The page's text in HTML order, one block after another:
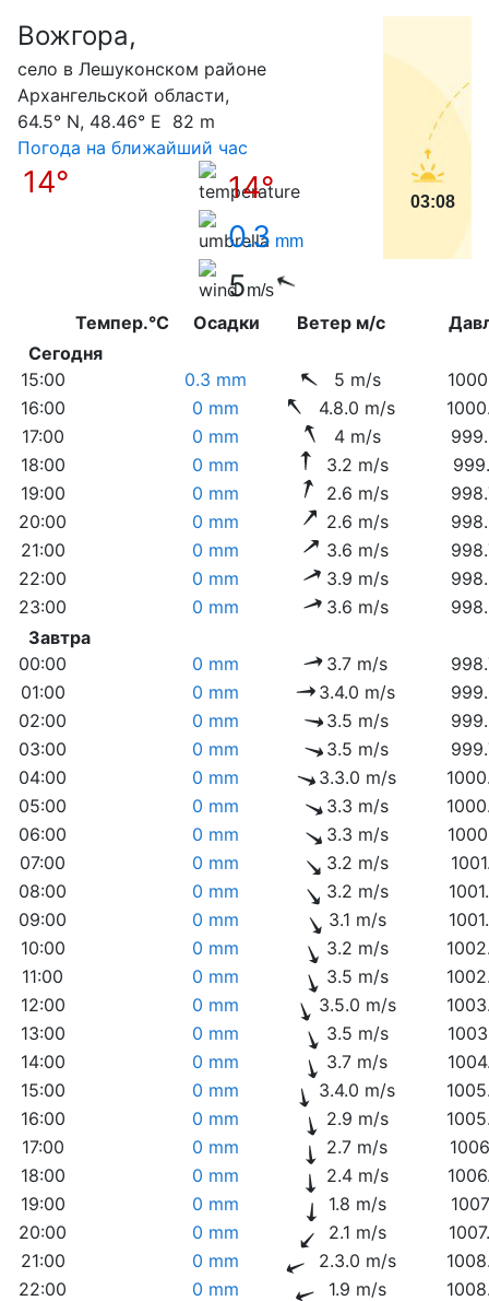
Вожгора,
село в Лешуконском районе
Архангельской области,
64.5° N, 48.46° E 82 m
Погода на ближайший час
14°
14°
0.3 mm
5m/s
03:08
Темпер.°C Осадки Ветер м/с
Сегодня
15:00
0.3 mm 5 m/s
16:00
0 mm 4.8.0 m/s
17:00
0 mm 4 m/s
18:00
0 mm 3.2 m/s
19:00
0 mm 2.6 m/s
20:00
0 mm 2.6 m/s
21:00
0 mm 3.6 m/s
22:00
0 mm 3.9 m/s
23:00
0 mm 3.6 m/s
Завтра
00:00
0 mm 3.7 m/s
01:00
0 mm 3.4.0 m/s
02:00
0 mm 3.5 m/s
03:00
0 mm 3.5 m/s
04:00
0 mm 3.3.0 m/s
05:00
0 mm 3.3 m/s
06:00
0 mm 3.3 m/s
07:00
0 mm 3.2 m/s
08:00
0 mm 3.2 m/s
09:00
0 mm 3.1 m/s
10:00
0 mm 3.2 m/s
11:00
0 mm 3.5 m/s
12:00
0 mm 3.5.0 m/s
13:00
0 mm 3.5 m/s
14:00
0 mm 3.7 m/s
15:00
0 mm 3.4.0 m/s
16:00
0 mm 2.9 m/s
17:00
0 mm 2.7 m/s
18:00
0 mm 2.4 m/s
19:00
0 mm 1.8 m/s
20:00
0 mm 2.1 m/s
21:00
0 mm 2.3.0 m/s
22:00
0 mm 1.9 m/s